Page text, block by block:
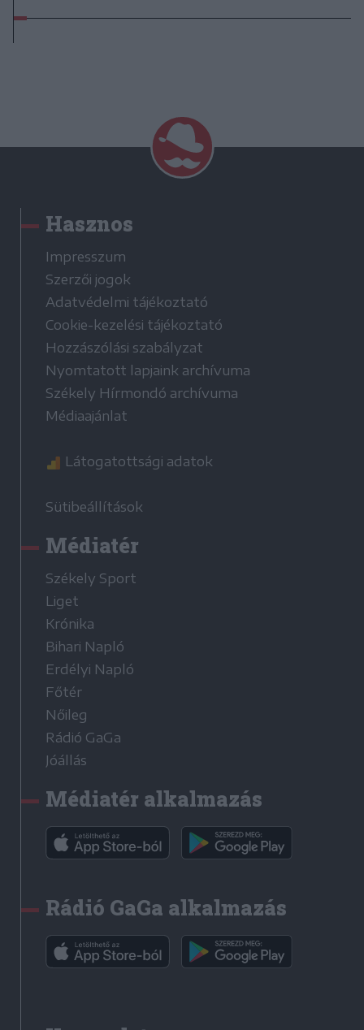
Hasznos
Impresszum
Szerzői jogok
Adatvédelmi tájékoztató
Cookie-kezelési tájékoztató
Hozzászólási szabályzat
Nyomtatott lapjaink archívuma
Székely Hírmondó archívuma
Médiaajánlat
Látogatottsági adatok
Sütibeállítások
Médiatér
Székely Sport
Liget
Krónika
Bihari Napló
Erdélyi Napló
Főtér
Nőileg
Rádió GaGa
Jóállás
Médiatér alkalmazás
Rádió GaGa alkalmazás